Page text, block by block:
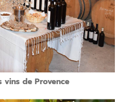
de 14h à 16h30 environ
vins de Provence